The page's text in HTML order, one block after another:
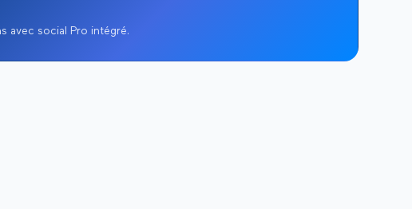
avec social Pro intégré.